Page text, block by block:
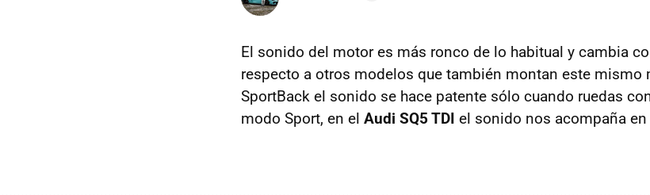
El sonido del motor es más ronco de lo habitual y cambia
respecto a otros modelos que también montan este mismo
SportBack el sonido se hace patente sólo cuando ruedas
modo Sport, en el Audi SQ5 TDI el sonido nos acompaña